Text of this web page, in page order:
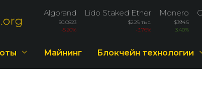
Algorand
$0.0823
-5.20%
Lido Staked Ether
$2.26 тыс.
-3.76%
Monero
$394.5
3.40%
Майнинг Блокчейн технологии